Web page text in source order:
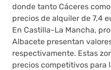
donde tanto Cáceres
precios de alquiler de 7,4
En Castilla-La Mancha,
Albacete presentan
respectivamente. Estas
precios competitivos para